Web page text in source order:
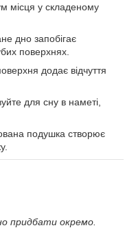
місця у складеному
дно запобігає
поверхнях.
додає відчуття
для сну в наметі,
подушка створює
придбати окремо.